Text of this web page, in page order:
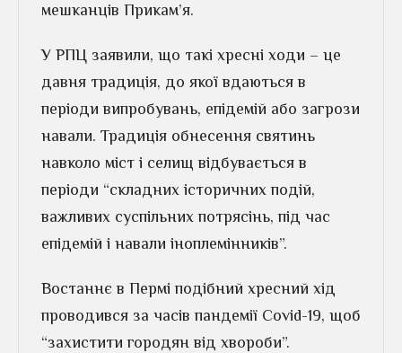
мешканців Прикам’я.
У РПЦ заявили, що такі хресні ходи – це
давня традиція, до якої вдаються в
періоди випробувань, епідемій або загрози
навали. Традиція обнесення святинь
навколо міст і селищ відбувається в
періоди “складних історичних подій,
важливих суспільних потрясінь, під час
епідемій і навали іноплемінників”.
Востаннє в Пермі подібний хресний хід
проводився за часів пандемії Covid-19, щоб
“захистити городян від хвороби”.